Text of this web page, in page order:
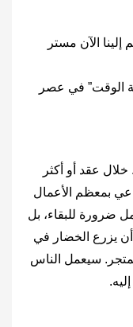
إلينا الآن مستر
الوقت” في عصر
عقد أو أكثر
بمعظم الأعمال
ضرورة للبقاء، بل
يزرع الخضار في
سيعمل الناس